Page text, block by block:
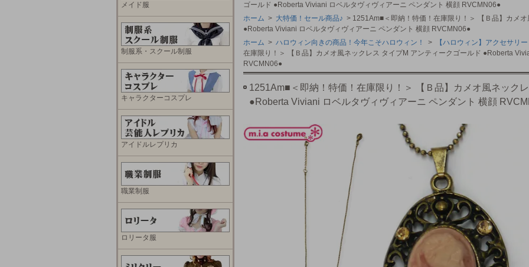
ゴールド ●Roberta Viviani ロベルタヴィヴィアーニ ペンダント 横顔 RVCMN06●
ホーム > 大特価！セール商品♪ > 1251Am■＜即納！特価！在庫限り！＞ 【Ｂ品】カメ
●Roberta Viviani ロベルタヴィヴィアーニ ペンダント 横顔 RVCMN06●
ホーム > ハロウィン向きの商品！今年こそハロウィン！ > 【ハロウィン】アクセサリ
在庫限り！＞ 【Ｂ品】カメオ風ネックレス タイプM アンティークゴールド ●Roberta
RVCMN06●
1251Am■＜即納！特価！在庫限り！＞ 【Ｂ品】カメオ風ネック
●Roberta Viviani ロベルタヴィヴィアーニ ペンダント 横顔
メイド服
制服系・スクール制服
キャラクターコスプレ
アイドルレプリカ
職業制服
ロリータ服